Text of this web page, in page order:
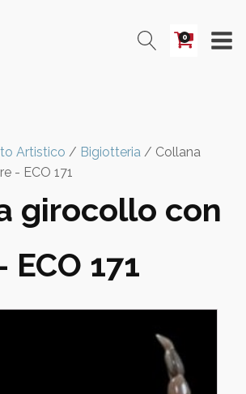
0
Artistico / Bigiotteria / Collana
- ECO 171
girocollo con
171